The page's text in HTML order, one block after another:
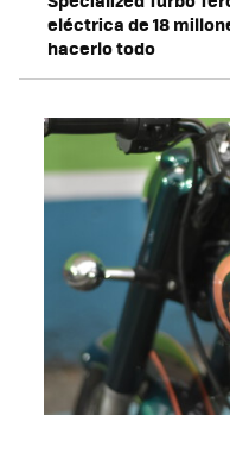
eléctrica de 18
hacerlo todo